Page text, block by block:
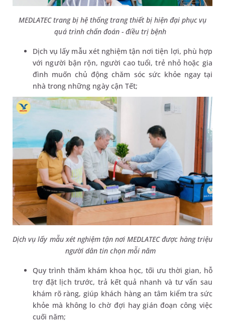
MEDLATEC trang bị hệ thống trang thiết bị hiện đại phục vụ
quá trình chẩn đoán - điều trị bệnh
Dịch vụ lấy mẫu xét nghiệm tận nơi tiện lợi, phù hợp
với người bận rộn, người cao tuổi, trẻ nhỏ hoặc gia
đình muốn chủ động chăm sóc sức khỏe ngay tại
nhà trong những ngày cận Tết;
Dịch vụ lấy mẫu xét nghiệm tận nơi MEDLATEC được hàng triệu
người dân tin chọn mỗi năm
Quy trình thăm khám khoa học, tối ưu thời gian, hỗ
trợ đặt lịch trước, trả kết quả nhanh và tư vấn sau
khám rõ ràng, giúp khách hàng an tâm kiểm tra sức
khỏe mà không lo chờ đợi hay gián đoạn công việc
cuối năm;